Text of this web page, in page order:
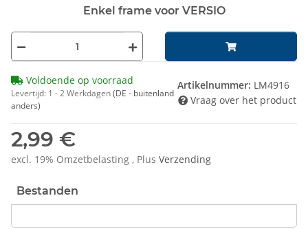
Enkel frame voor VERSIO
2,99 €
excl. 19% Omzetbelasting , Plus Verzending
Bestanden
Voldoende op voorraad
Levertijd: 1 - 2 Werkdagen(DE - buitenland
anders)
Artikelnummer: LM4916
Vraag over het product